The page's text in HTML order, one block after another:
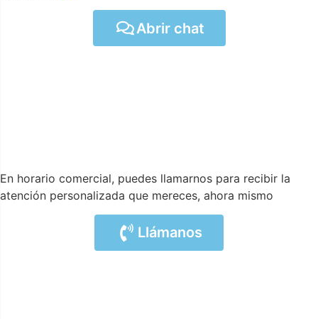
Abrir chat
En horario comercial, puedes llamarnos para recibir la
atención personalizada que mereces, ahora mismo
Llámanos